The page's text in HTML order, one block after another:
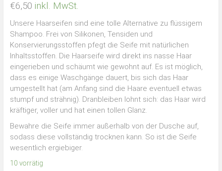
€6,50 inkl. MwSt.
Unsere Haarseifen sind eine tolle Alternative zu flüssigem
Shampoo. Frei von Silikonen, Tensiden und
Konservierungsstoffen pfegt die Seife mit natürlichen
Inhaltsstoffen. Die Haarseife wird direkt ins nasse Haar
eingerieben und schäumt wie gewohnt auf. Es ist möglich,
dass es einige Waschgänge dauert, bis sich das Haar
umgestellt hat (am Anfang sind die Haare eventuell etwas
stumpf und strähnig). Dranbleiben lohnt sich: das Haar wird
kräftiger, voller und hat einen tollen Glanz.
Bewahre die Seife immer außerhalb von der Dusche auf,
sodass diese vollständig trocknen kann. So ist die Seife
wesentlich ergiebiger.
10 vorrätig